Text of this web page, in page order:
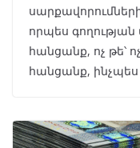
որպես գողության
հանցանք, ոչ թե՝
հանցանք, ինչպես